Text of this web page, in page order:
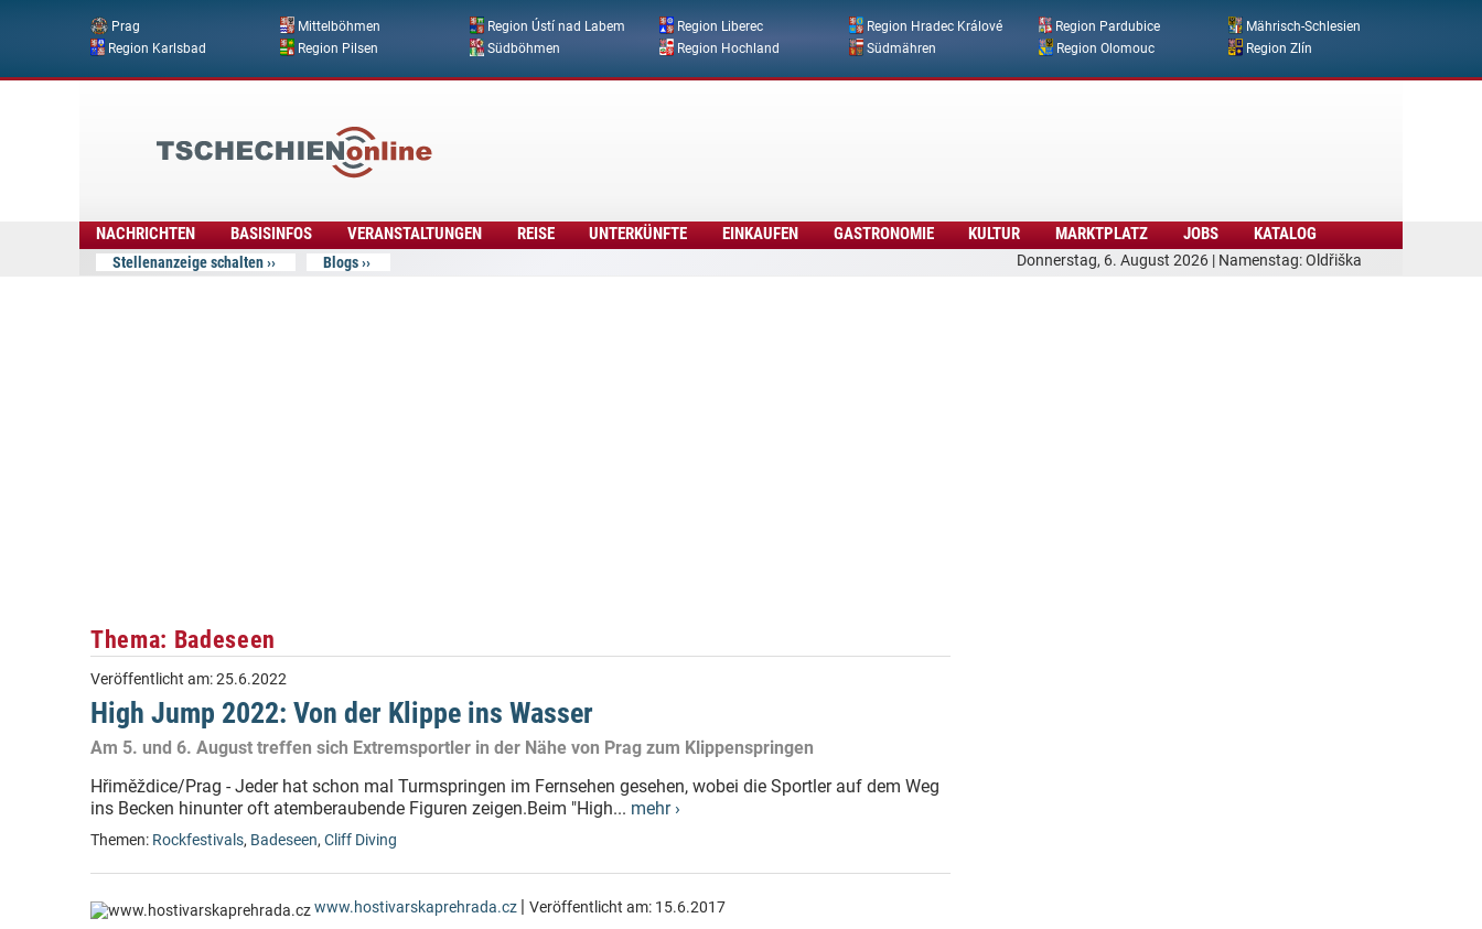
Direkt zum Inhalt
Prag Mittelböhmen Region Ústí nad Labem Region Liberec Region Hradec Králové Region Pardubice
Mährisch-Schlesien
Region Karlsbad
Region Pilsen Südböhmen Region Hochland Südmähren Region Olomouc Region Zlín
Donnerstag, 6. August 2026 | Namenstag: Oldřiška
Online
NACHRICHTEN BASISINFOS VERANSTALTUNGEN REISE UNTERKÜNFTE EINKAUFEN GASTRONOMIE KULTUR MARKTPLATZ JOBS KATALOG
Stellenanzeige schalten Blogs
Thema: Badeseen
Veröffentlicht am:25.6.2022
High Jump 2022: Von der Klippe ins Wasser
Am 5. und 6. August treffen sich Extremsportler in der Nähe von Prag zum Klippenspringen
Hřiměždice/Prag - Jeder hat schon mal Turmspringen im Fernsehen gesehen, wobei die Sportler auf dem Weg
ins Becken hinunter oft atemberaubende Figuren zeigen.Beim "High... mehr ›
Themen: Rockfestivals, Badeseen, Cliff Diving
www.hostivarskaprehrada.cz | Veröffentlicht am: 15.6.2017